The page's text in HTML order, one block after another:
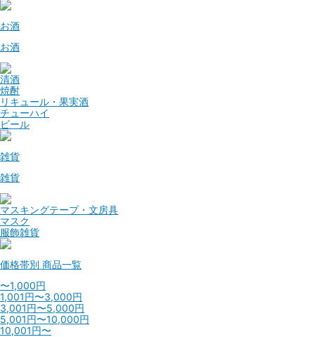
お酒
お酒
清酒
焼酎
リキュール・果実酒
チューハイ
ビール
雑貨
雑貨
マスキングテープ・文房具
マスク
服飾雑貨
価格帯別 商品一覧
〜1,000円
1,001円〜3,000円
3,001円〜5,000円
5,001円〜10,000円
10,001円〜